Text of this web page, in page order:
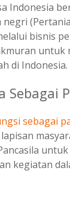
Indonesia
negri
bisnis
untuk
di Indonesia.
Sebagai
sebagai
kegiatan